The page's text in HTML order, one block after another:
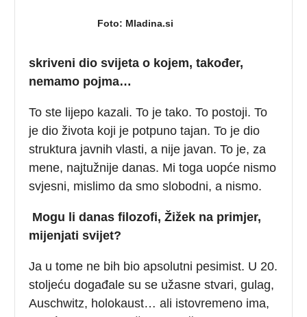
Foto: Mladina.si
skriveni dio svijeta o kojem, također,
nemamo pojma…
To ste lijepo kazali. To je tako. To postoji. To
je dio života koji je potpuno tajan. To je dio
struktura javnih vlasti, a nije javan. To je, za
mene, najtužnije danas. Mi toga uopće nismo
svjesni, mislimo da smo slobodni, a nismo.
Mogu li danas filozofi, Žižek na primjer,
mijenjati svijet?
Ja u tome ne bih bio apsolutni pesimist. U 20.
stoljeću događale su se užasne stvari, gulag,
Auschwitz, holokaust… ali istovremeno ima,